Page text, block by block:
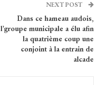
NEXT POST
Dans ce hameau audois,
l’groupe municipale a élu afin
la quatrième coup une
conjoint à la entrain de
alcade